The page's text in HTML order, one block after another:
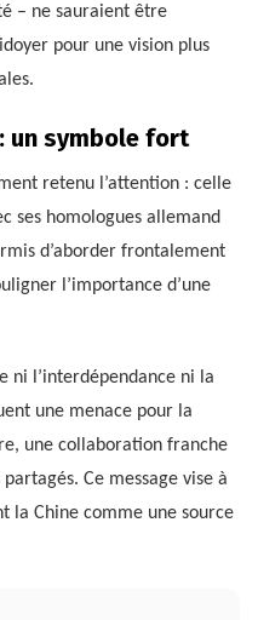
– ne sauraient être
pour une vision plus
un symbole fort
retenu l’attention : celle
ses homologues allemand
d’aborder frontalement
l’importance d’une
ni l’interdépendance ni la
une menace pour la
une collaboration franche
Ce message vise à
la Chine comme une source